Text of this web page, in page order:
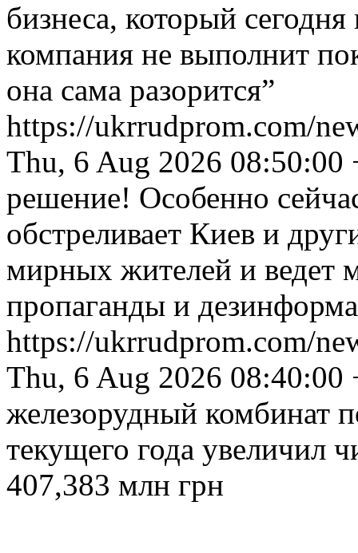
бизнеса, который
компания не выполнит
она сама разорится”
https://ukrrudprom.com/
Thu, 6 Aug 2026 08:50:00
решение! Особенно
обстреливает Киев и
мирных жителей и ведет
пропаганды и
https://ukrrudprom.com/
Thu, 6 Aug 2026 08:40:00
железорудный комбинат
текущего года увеличил
407,383 млн грн